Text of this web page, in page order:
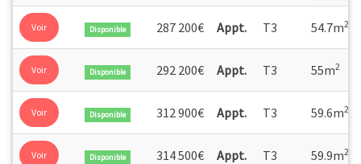
Voir Disponible 287 200€ Appt. T3 54.7m2
Voir Disponible 292 200€ Appt. T3 55m2
Voir Disponible 312 900€ Appt. T3 59.6m2
Voir Disponible 314 500€ Appt. T3 59.9m2